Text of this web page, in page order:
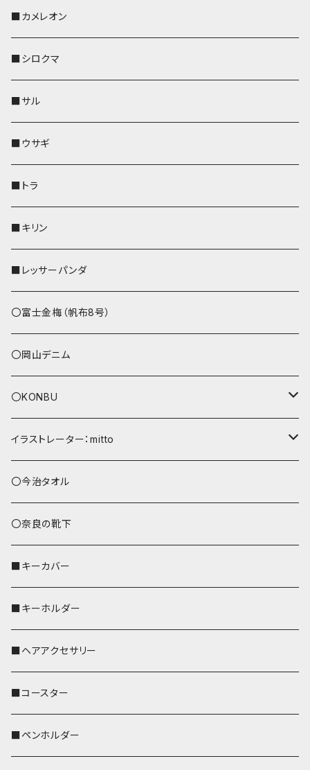
その他
靴下・ミニタオル
その他
スマホケース
財布
靴下・ミニタオル
その他
靴下・ミニタオル
財布
その他
レザートレイ
財布
靴下・ミニタオル
その他
KONBU
AppleWatchバンド
ペットボトルホルダー
ペンホルダー
靴下・ミニタオル
財布
その他
ペットボトルホルダー
AppleWatchバンド
財布
その他
キーケース
名刺入れ・カードケース
AppleWatchバンド
財布
ペンホルダー
IDカードケース
ペットボトルホルダー
その他
リール付きストラップ
リールのみ
ストラップ付
名刺入れ
AppleWatchバンド
メガネケース
財布
メガネケース
リール付きストラップ
リールのみ
ストラップ付
ペットボトルホルダー
キーケース
ペンホルダー
AppleWatchバンド
L字ファスナー財布
その他
メガネケース
名刺入れ
財布
Apple Watchバンド
■カメレオン
■シロクマ
■サル
■ウサギ
■トラ
■キリン
■レッサーパンダ
〇富士金梅（帆布8号）
〇岡山デニム
〇KONBU
ショルダーバッグ
あずまバッグ
トートバッグ（L）
バッグインバッグ
イラストレーター：mitto
シマエナガ
ハシビロコウ
オカメインコ
歌うオカメちゃん
おかめ３兄弟
セキセイインコ
文鳥
鹿
ペンギン
〇今治タオル
〇奈良の靴下
■キーカバー
■キーホルダー
■ヘアアクセサリー
■コースター
■ペンホルダー